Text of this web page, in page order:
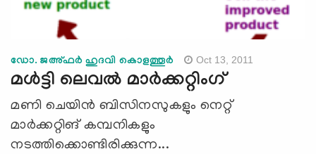
ഡോ. ജഅ്ഫര്‍ ഹുദവി കൊളത്തൂര്‍ Oct 13, 2011
മള്‍ട്ടി ലെവല്‍ മാര്‍ക്കറ്റിംഗ്
മണി ചെയിന്‍ ബിസിനസുകളും നെറ്റ്
മാര്‍ക്കറ്റിങ് കമ്പനികളും
നടത്തിക്കൊണ്ടിരിക്കുന്ന...